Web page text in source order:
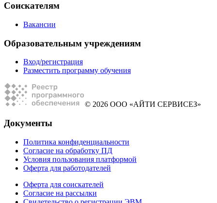
Соискателям
Вакансии
Образовательным учреждениям
Вход/регистрация
Разместить программу обучения
© 2026 ООО «АЙТИ СЕРВИСЕЗ»
Документы
Политика конфиденциальности
Согласие на обработку ПД
Условия пользования платформой
Оферта для работодателей
Оферта для соискателей
Согласие на рассылки